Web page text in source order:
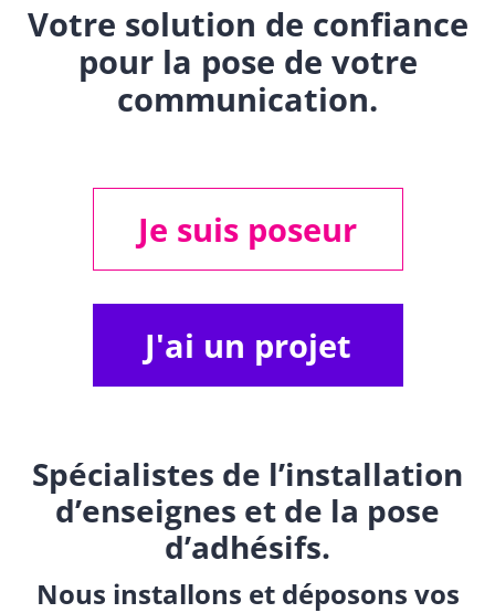
Votre solution de confiance
pour la pose de votre
communication.
Je suis poseur
J'ai un projet
Spécialistes de l’installation
d’enseignes et de la pose
d’adhésifs.
Nous installons et déposons vos